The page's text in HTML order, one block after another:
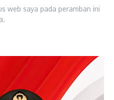
web saya pada peramban ini